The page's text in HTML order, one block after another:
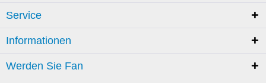
Service
Informationen
Werden Sie Fan